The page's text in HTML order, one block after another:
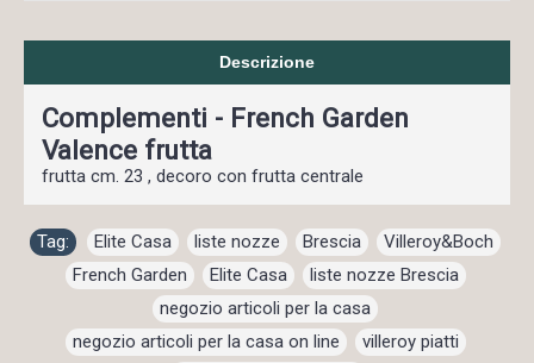
Descrizione
Complementi - French Garden
Valence frutta
frutta cm. 23 , decoro con frutta centrale
Tag: Elite Casa liste nozze Brescia Villeroy&Boch
French Garden , Elite Casa , liste nozze Brescia ,
negozio articoli per la casa
negozio articoli per la casa on line , villeroy piatti ,